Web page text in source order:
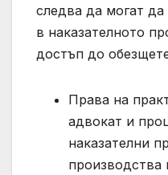
следва да могат
в наказателното
достъп до
Права на
адвокат и
наказателни
производства